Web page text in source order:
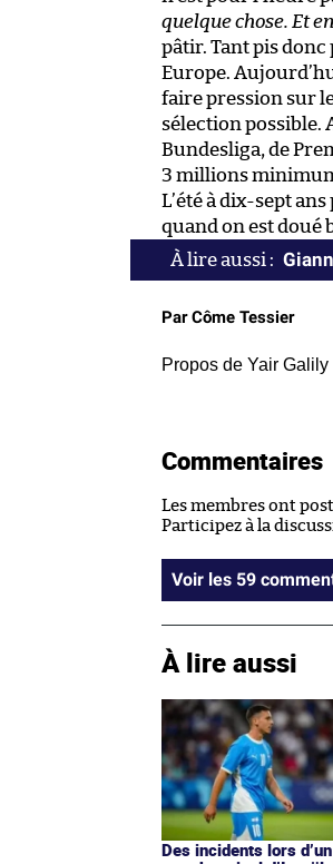
quelque chose. Et
pâtir. Tant pis donc
Europe.
faire pression sur
sélection possible.
Bundesliga, de
3 millions
L’été à dix-sept
quand on est doué
Par Côme Tessier
Propos de Yair
Commentaires
Les membres ont
Participez à la
Voir les 59
À lire aussi
Des incidents lors d’un